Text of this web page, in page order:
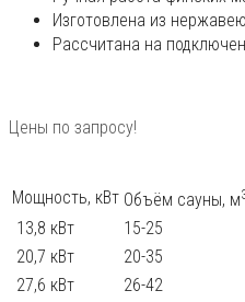
Изготовлена из
Рассчитана на
Цены по запросу!
Мощность, кВт Объём сауны, м
13,8 кВт
15-25
20,7 кВт
20-35
27,6 кВт
26-42